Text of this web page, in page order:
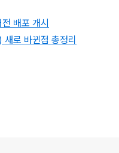
배포 개시
로 바뀐점 총정리